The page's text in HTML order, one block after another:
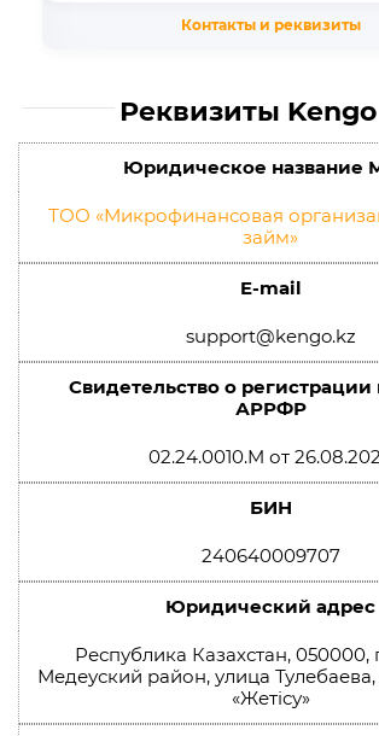
Контакты и реквизиты
Реквизиты
Юридическое название
ТОО «Микрофинансовая
займ»
E-mail
support@kengo.kz
Свидетельство о регистрации
АРРФР
02.24.0010.M от
БИН
240640009707
Юридический адрес
Республика Казахстан, 050000,
Медеуский район, улица
«Жетісу»